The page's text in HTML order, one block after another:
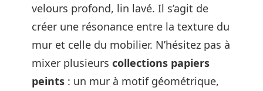
velours profond, lin lavé. Il s’agit de
créer une résonance entre la texture du
mur et celle du mobilier. N’hésitez pas à
mixer plusieurs collections papiers
peints : un mur à motif géométrique,